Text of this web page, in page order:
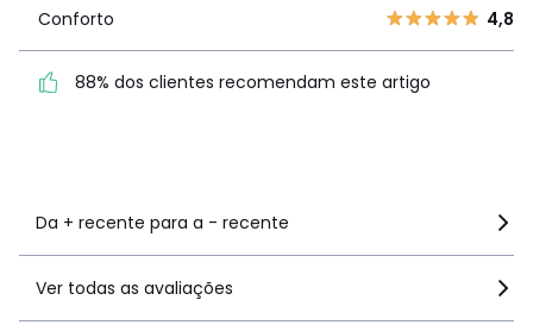
1
4,8
recomendam este artigo
Conforto 4,8
88% dos clientes recomendam este artigo
Da + recente para a - recente
Ver todas as avaliações